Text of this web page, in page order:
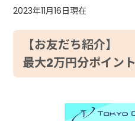
2023年11月16日現在
【お友だち紹介】
最大2万円分ポイン